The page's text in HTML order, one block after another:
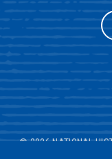
© 2026 NATIONAL